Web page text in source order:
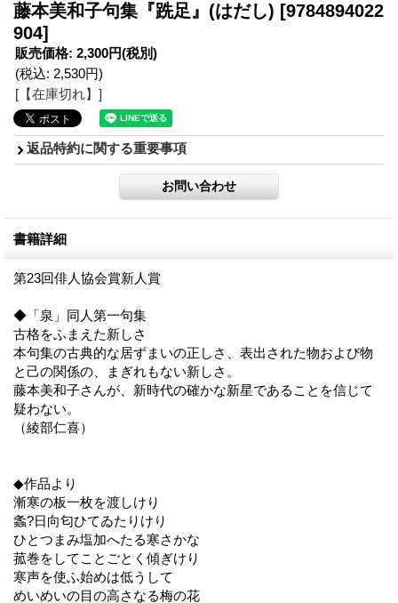
藤本美和子句集『跣足』(はだし) [9784894022
904]
販売価格: 2,300円(税別)
(税込: 2,530円)
[【在庫切れ】]
返品特約に関する重要事項
書籍詳細
第23回俳人協会賞新人賞
◆「泉」同人第一句集
古格をふまえた新しさ
本句集の古典的な居ずまいの正しさ、表出された物および物
と己の関係の、まぎれもない新しさ。
藤本美和子さんが、新時代の確かな新星であることを信じて
疑わない。
（綾部仁喜）
◆作品より
漸寒の板一枚を渡しけり
螽?日向匂ひてゐたりけり
ひとつまみ塩加へたる寒さかな
菰巻をしてことごとく傾ぎけり
寒声を使ふ始めは低うして
めいめいの目の高さなる梅の花